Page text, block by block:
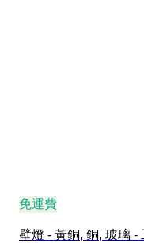
免運費
壁燈 - 黃銅, 銅, 玻璃 -